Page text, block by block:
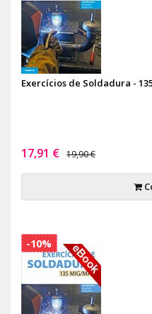
Exercícios de Soldadura -
17,91 € 19,90 €
-10%